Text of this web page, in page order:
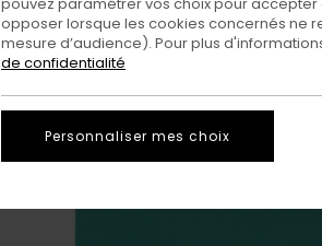
opposer lorsque les cookies concernés ne
mesure d’audience). Pour plus
de confidentialité
Personnaliser mes choix